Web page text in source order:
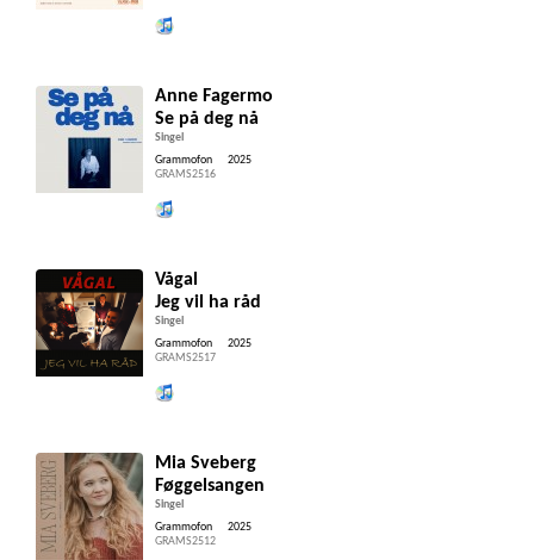
Anne Fagermo
Se på deg nå
Singel
Grammofon
GRAMS2516
2025
Vågal
Jeg vil ha råd
Singel
Grammofon
GRAMS2517
2025
Mia Sveberg
Føggelsangen
Singel
Grammofon
GRAMS2512
2025